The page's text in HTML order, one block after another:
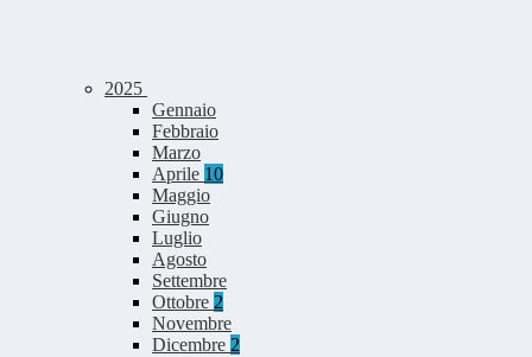
2025
Gennaio
Febbraio
Marzo
Aprile 10
Maggio
Giugno
Luglio
Agosto
Settembre
Ottobre 2
Novembre
Dicembre 2